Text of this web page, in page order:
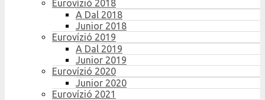
Eurovízió 2018
A Dal 2018
Junior 2018
Eurovízió 2019
A Dal 2019
Junior 2019
Eurovízió 2020
Junior 2020
Eurovízió 2021